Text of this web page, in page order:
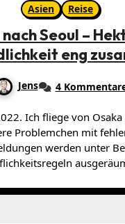
Asien Reise
Seoul –
eng
Jens 4
Problemchen mit
werden unter